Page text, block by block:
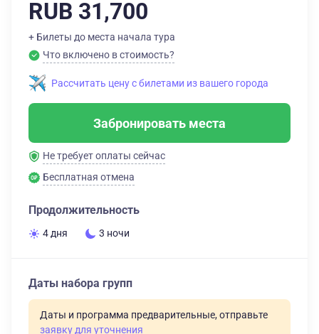
RUB 31,700
+ Билеты до места начала тура
Что включено в стоимость?
Рассчитать цену с билетами из вашего города
Забронировать места
Не требует оплаты сейчас
Бесплатная отмена
Продолжительность
4 дня 3 ночи
Даты набора групп
Даты и программа предварительные, отправьте
заявку для уточнения